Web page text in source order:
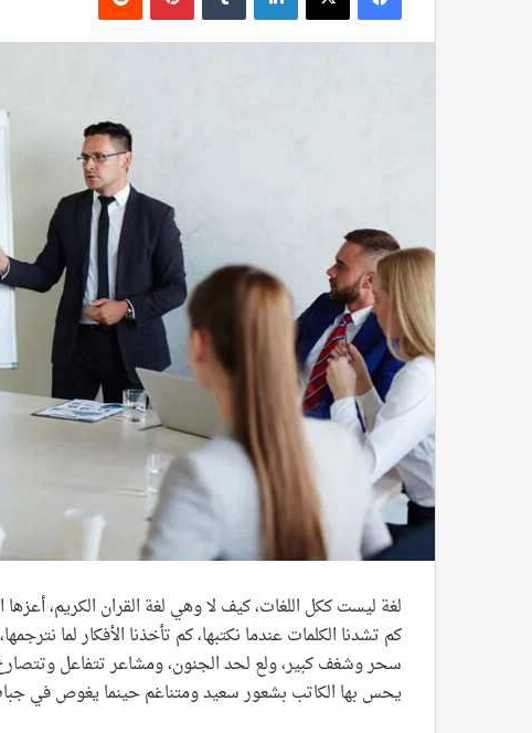
لغة ليست ككل اللغات، كيف لا وهي لغة القران الكريم، أعزها
كم تشدنا الكلمات عندما نكتبها، كم تأخذنا الأفكار لما
سحر وشغف كبير، ولع لحد الجنون، ومشاعر تتفاعل وتتصارع
يحس بها الكاتب بشعور سعيد ومتناغم حينما يغوص في جبات